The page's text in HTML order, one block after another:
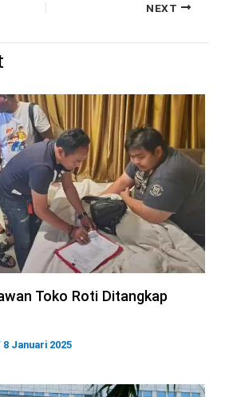
NEXT
Toko Roti Ditangkap
8 Januari 2025